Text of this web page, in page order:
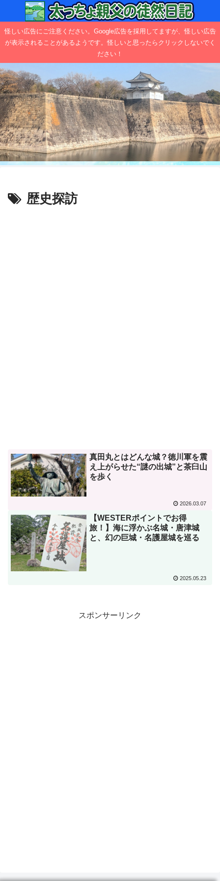
怪しい広告にご注意ください。Google広告を採用してますが、怪しい広告
が表示されることがあるようです。怪しいと思ったらクリックしないでく
ださい！
歴史探訪
真田丸とはどんな城？徳川軍を震
え上がらせた“謎の出城”と茶臼山
を歩く
2026.03.07
【WESTERポイントでお得
旅！】海に浮かぶ名城・唐津城
と、幻の巨城・名護屋城を巡る
2025.05.23
スポンサーリンク